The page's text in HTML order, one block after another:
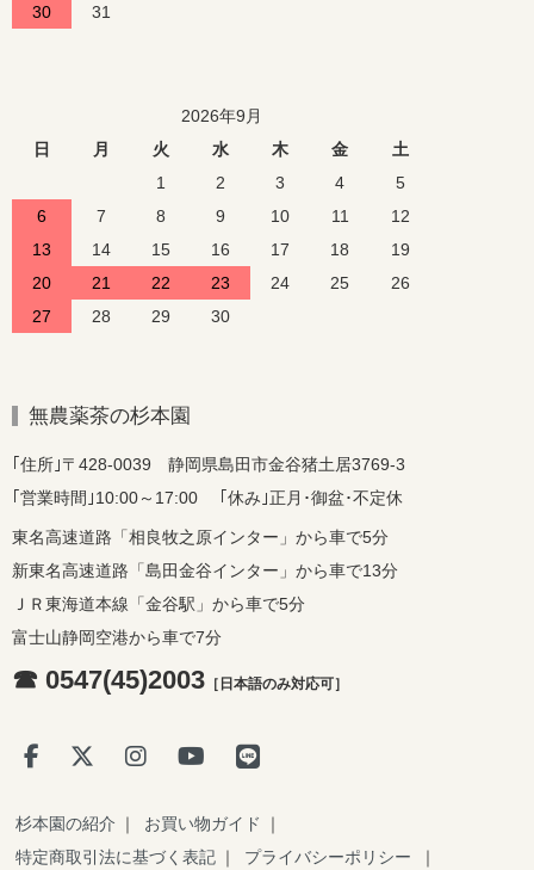
無農薬茶の杉本園
｢住所｣〒428-0039 静岡県島田市金谷猪土居3769-3
｢営業時間｣10:00～17:00 ｢休み｣正月･御盆･不定休
東名高速道路「相良牧之原インター」から車で5分
新東名高速道路「島田金谷インター」から車で13分
ＪＲ東海道本線「金谷駅」から車で5分
富士山静岡空港から車で7分
☎ 0547(45)2003 ［日本語のみ対応可］
30
31
2026年9月
日
月 火 水 木 金
土
1
2 3 4
5
6
7 8 9 10 11
12
13
14 15 16 17 18
19
20
21 22 23 24 25
26
27
28 29 30
杉本園の紹介 ｜ お買い物ガイド
｜
特定商取引法に基づく表記 ｜ プライバシーポリシー ｜